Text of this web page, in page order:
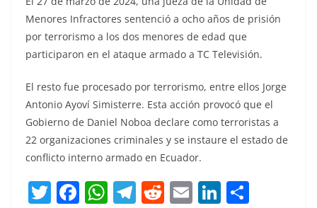
Menores Infractores sentenció a ocho años de prisión
por terrorismo a los dos menores de edad que
participaron en el ataque armado a TC Televisión.
El resto fue procesado por terrorismo, entre ellos Jorge
Antonio Ayoví Simisterre. Esta acción provocó que el
Gobierno de Daniel Noboa declare como terroristas a
22 organizaciones criminales y se instaure el estado de
conflicto interno armado en Ecuador.
T F W T R E Li